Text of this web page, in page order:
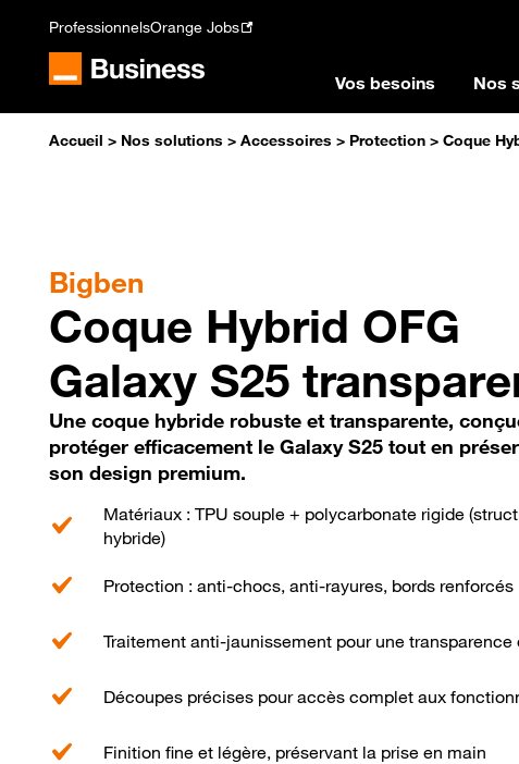
ProfessionnelsOrange Jobs
Vos besoins Nos
Accueil > Nos solutions > Accessoires > Protection > Coque
Bigben
Coque Hybrid OFG
Galaxy S25
Une coque hybride robuste et transparente,
protéger efficacement le Galaxy S25 tout en
son design premium.
Matériaux : TPU souple + polycarbonate rigide
hybride)
Protection : anti-chocs, anti-rayures, bords renforcés
Traitement anti-jaunissement pour une transparence
Découpes précises pour accès complet aux
Finition fine et légère, préservant la prise en main